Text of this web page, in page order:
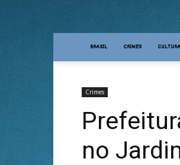
BRASIL CRIMES CULTURA
Crimes
no